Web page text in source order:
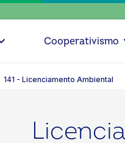
Cooperativismo
141 - Licenciamento Ambiental